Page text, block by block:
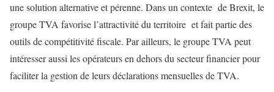
une solution alternative et pérenne. Dans un contexte de Brexit, le
groupe TVA favorise l’attractivité du territoire et fait partie des
outils de compétitivité fiscale. Par ailleurs, le groupe TVA peut
intéresser aussi les opérateurs en dehors du secteur financier pour
faciliter la gestion de leurs déclarations mensuelles de TVA.